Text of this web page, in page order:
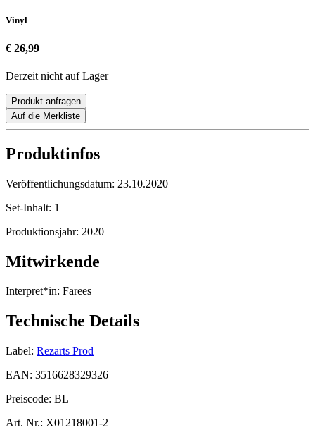
Vinyl
€ 26,99
Derzeit nicht auf Lager
Produkt anfragen
Auf die Merkliste
Produktinfos
Veröffentlichungsdatum: 23.10.2020
Set-Inhalt: 1
Produktionsjahr: 2020
Mitwirkende
Interpret*in: Farees
Technische Details
Label: Rezarts Prod
EAN: 3516628329326
Preiscode: BL
Art. Nr.: X01218001-2